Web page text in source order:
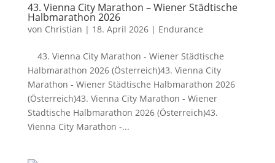
43. Vienna City Marathon – Wiener Städtische
Halbmarathon 2026
von Christian | 18. April 2026| Endurance
43. Vienna City Marathon - Wiener Städtische
Halbmarathon 2026 (Österreich)43. Vienna City
Marathon - Wiener Städtische Halbmarathon 2026
(Österreich)43. Vienna City Marathon - Wiener
Städtische Halbmarathon 2026 (Österreich)43.
Vienna City Marathon -...